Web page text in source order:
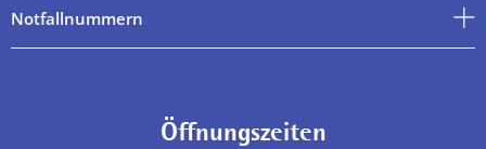
Notfallnummern
Öffnungszeiten